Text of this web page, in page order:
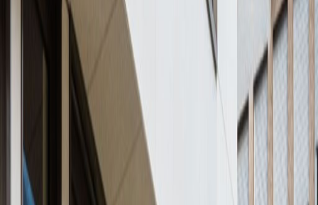
Büroräume Howald
BertrangeBüroräume Leudelange
Büroräume
Livange
Büroräume Senningerberg
Büroräume
LuxemburgBüroräume Ettelbruck
Coworking Space in der Nähe
Coworking-bereichs Howald
Coworking-
bereichs Bertrange
Coworking-bereichs
Leudelange
Coworking-bereichs
Livange
Coworking-bereichs
Senningerberg Coworking-bereichs